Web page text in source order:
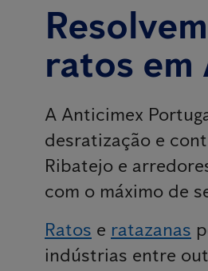
ratos em
A Anticimex
desratização e
Ribatejo e
com o máximo de
Ratos e ratazanas
indústrias entre